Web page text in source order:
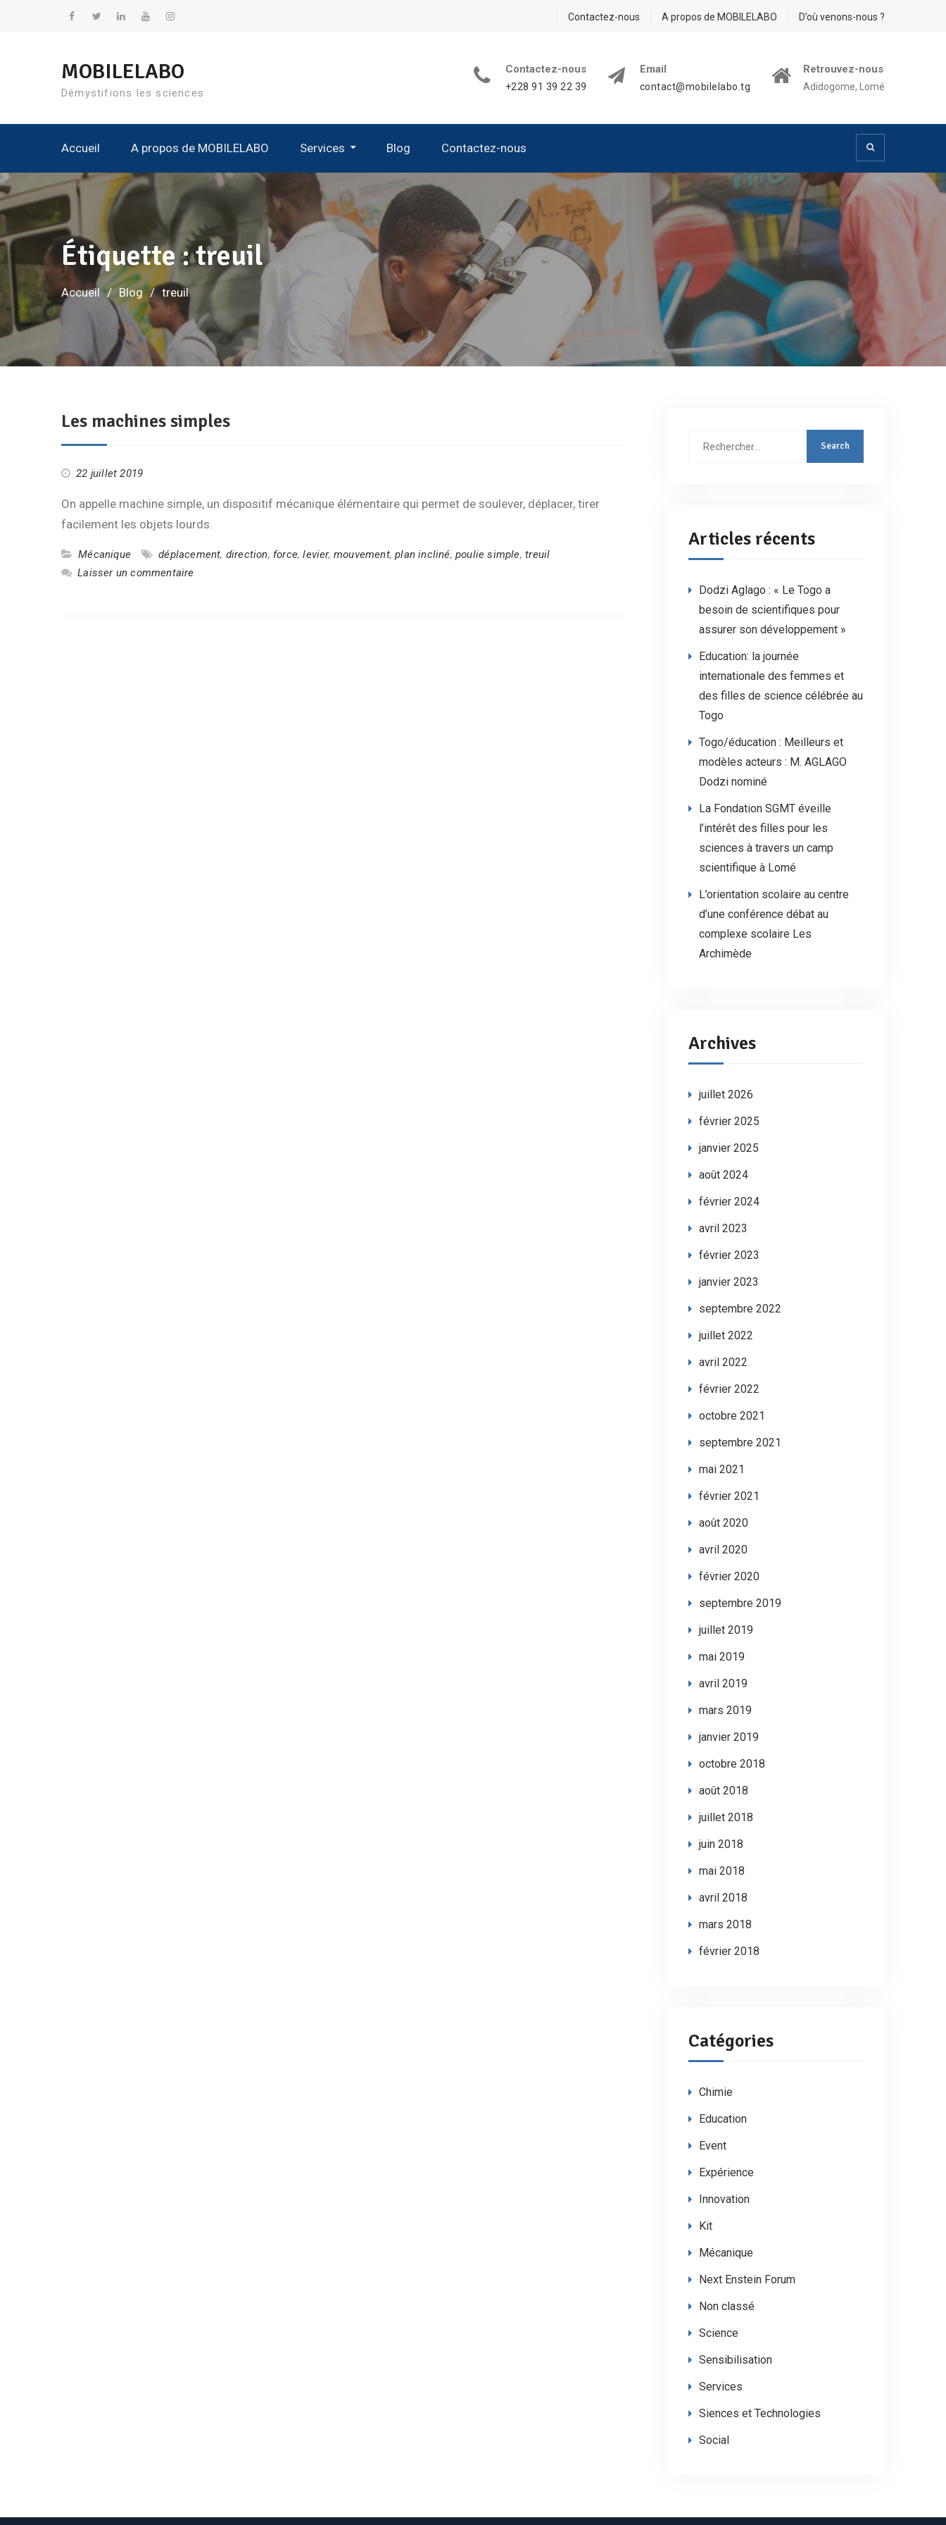
Contactez-nous A propos de MOBILELABO D’où venons-nous ?
MOBILELABO
Démystifions les sciences
Contactez-nous
+228 91 39 22 39
Email
contact@mobilelabo.tg
Retrouvez-nous
Adidogome, Lomé
Accueil A propos de MOBILELABO Services Blog Contactez-nous
Étiquette :treuil
Accueil Blog treuil
Les machines simples
22 juillet 2019
On appelle machine simple, un dispositif mécanique élémentaire qui permet de soulever, déplacer, tirer
facilement les objets lourds.
Mécanique déplacement, direction, force,levier,mouvement,plan incliné,poulie simple,treuil
Laisser un commentaire
Rechercher
Articles récents
Dodzi Aglago : « Le Togo a
besoin de scientifiques pour
assurer son développement »
Education: la journée
internationale des femmes et
des filles de science célébrée au
Togo
Togo/éducation : Meilleurs et
modèles acteurs : M. AGLAGO
Dodzi nominé
La Fondation SGMT éveille
l’intérêt des filles pour les
sciences à travers un camp
scientifique à Lomé
L’orientation scolaire au centre
d’une conférence débat au
complexe scolaire Les
Archimède
Archives
juillet 2026
février 2025
janvier 2025
août 2024
février 2024
avril 2023
février 2023
janvier 2023
septembre 2022
juillet 2022
avril 2022
février 2022
octobre 2021
septembre 2021
mai 2021
février 2021
août 2020
avril 2020
février 2020
septembre 2019
juillet 2019
mai 2019
avril 2019
mars 2019
janvier 2019
octobre 2018
août 2018
juillet 2018
juin 2018
mai 2018
avril 2018
mars 2018
février 2018
Catégories
Chimie
Education
Event
Expérience
Innovation
Kit
Mécanique
Next Enstein Forum
Non classé
Science
Sensibilisation
Services
Siences et Technologies
Social